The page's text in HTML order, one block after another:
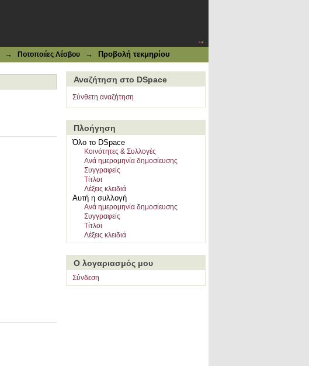
→ Ποτοποιίες Λέσβου → Προβολή τεκμηρίου
Αναζήτηση στο DSpace
Σύνθετη αναζήτηση
Πλοήγηση
Όλο το DSpace
Κοινότητες & Συλλογές
Ανά ημερομηνία δημοσίευσης
Συγγραφείς
Τίτλοι
Λέξεις κλειδιά
Αυτή η συλλογή
Ανά ημερομηνία δημοσίευσης
Συγγραφείς
Τίτλοι
Λέξεις κλειδιά
Ο λογαριασμός μου
Σύνδεση